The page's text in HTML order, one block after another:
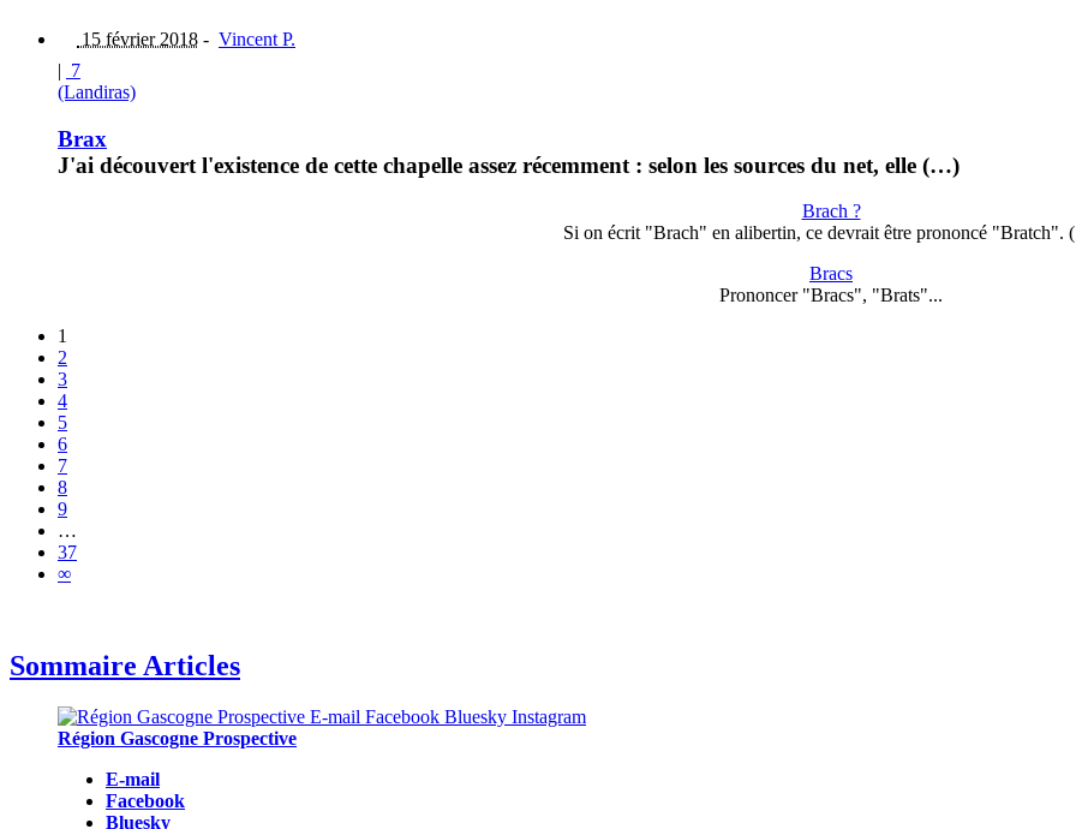
15 février 2018 - Vincent P.
| 7
(Landiras)
Brax
J'ai découvert l'existence de cette chapelle assez récemment : selon les sources du net, elle (…)
Brach ?
Si on écrit "Brach" en alibertin, ce devrait être prononcé
Bracs
Prononcer "Bracs", "Brats"...
1
2
3
4
5
6
7
8
9
…
37
∞
Sommaire Articles
Région Gascogne Prospective
E-mail
Facebook
Bluesky